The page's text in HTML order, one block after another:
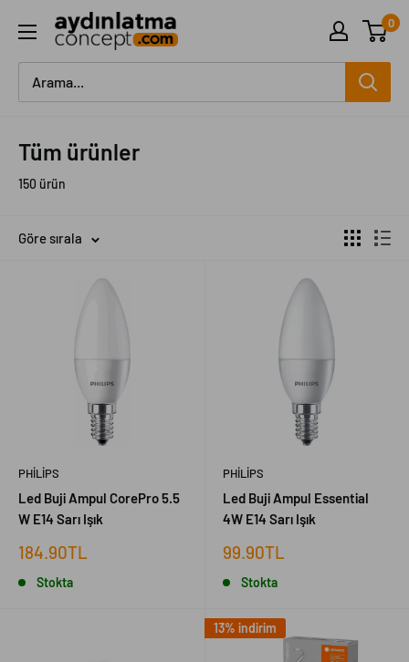
geç
Aydinlatma
Concept
0
Tüm ürünler
150 ürün
Göre sırala
PHILIPS
Led Buji Ampul CorePro 5.5
W E14 Sarı Işık
İndirimli
184.90TL
Stokta
PHILIPS
Led Buji Ampul Essential
4W E14 Sarı Işık
İndirimli
99.90TL
Stokta
13% indirim